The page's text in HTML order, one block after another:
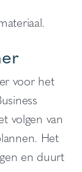
voor het
volgen van
Het
en duurt